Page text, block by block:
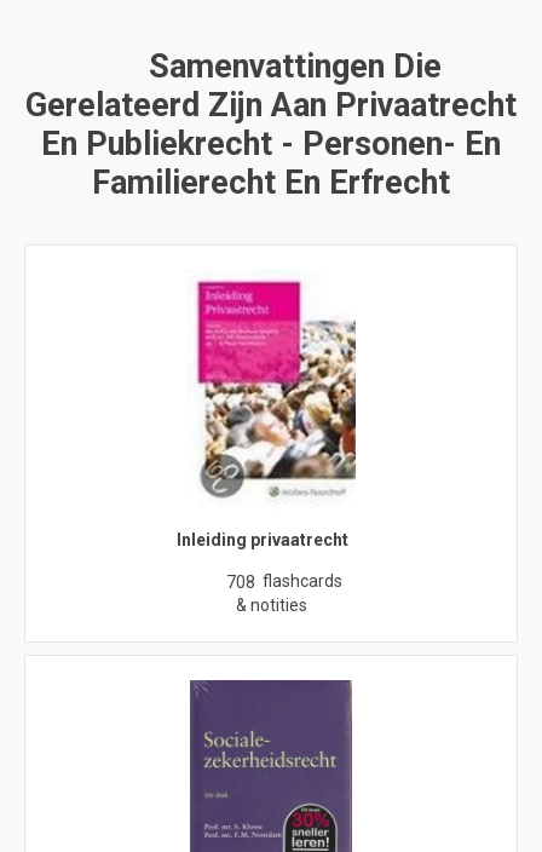
Samenvattingen Die
Gerelateerd Zijn Aan Privaatrecht
En Publiekrecht - Personen- En
Familierecht En Erfrecht
Inleiding privaatrecht
708 flashcards
& notities